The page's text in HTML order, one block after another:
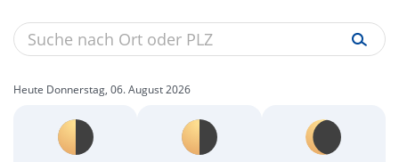
Heute Donnerstag, 06. August 2026